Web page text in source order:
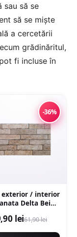
sau să se
să se mişte
a cercetării
grădinăritul,
fi incluse în
-36%
exterior / interior
Delta Beige
rectificata tip piatra
lei61,90 lei